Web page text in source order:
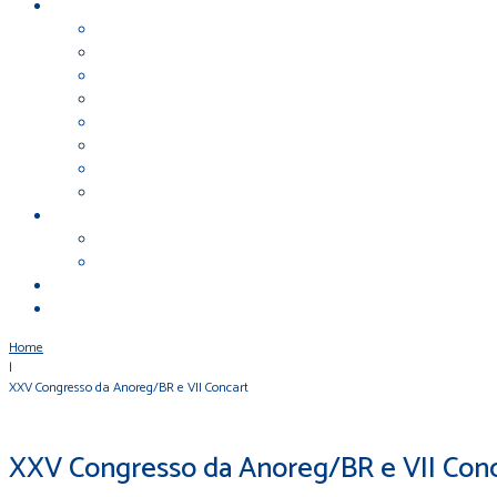
Home
|
XXV Congresso da Anoreg/BR e VII Concart
XXV Congresso da Anoreg/BR e VII